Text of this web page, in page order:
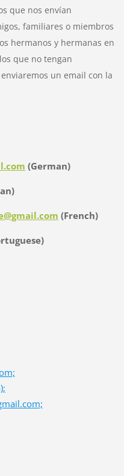
que nos envían
familiares o miembros
hermanos y hermanas en
que no tengan
un email con la
(German)
(French)